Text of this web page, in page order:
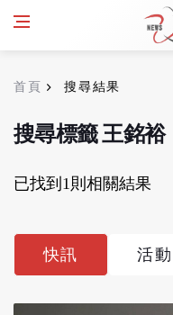
首頁 搜尋結果
搜尋標籤 王銘裕
已找到1則相關結果
快訊 活動